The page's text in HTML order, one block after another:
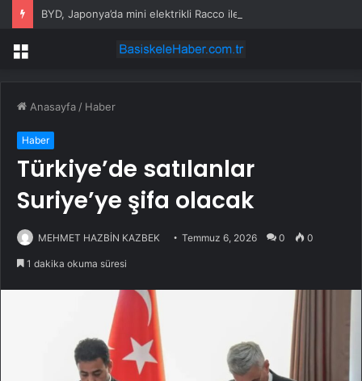
BYD, Japonya’da mini elektrikli Racco ile rekabete giriyor
Menü
Anasayfa / Haber
Haber
Türkiye’de satılanlar
Suriye’ye şifa olacak
MEHMET HAZBİN KAZBEK Temmuz 6, 2026 0 0
1 dakika okuma süresi